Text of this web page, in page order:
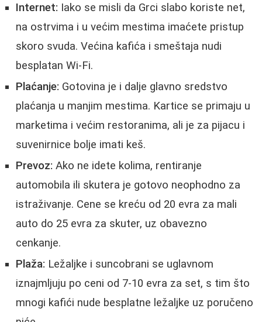
Internet: Iako se misli da Grci slabo koriste net,
na ostrvima i u većim mestima imaćete pristup
skoro svuda. Većina kafića i smeštaja nudi
besplatan Wi-Fi.
Plaćanje: Gotovina je i dalje glavno sredstvo
plaćanja u manjim mestima. Kartice se primaju u
marketima i većim restoranima, ali je za pijacu i
suvenirnice bolje imati keš.
Prevoz: Ako ne idete kolima, rentiranje
automobila ili skutera je gotovo neophodno za
istraživanje. Cene se kreću od 20 evra za mali
auto do 25 evra za skuter, uz obavezno
cenkanje.
Plaža: Ležaljke i suncobrani se uglavnom
iznajmljuju po ceni od 7-10 evra za set, s tim što
mnogi kafići nude besplatne ležaljke uz poručeno